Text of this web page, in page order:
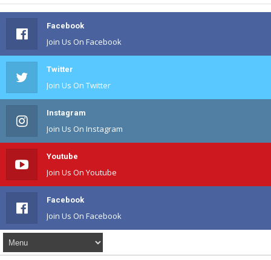
Facebook
Join Us On Facebook
Twitter
Join Us On Twitter
Instagram
Join Us On Instagram
Youtube
Join Us On Youtube
Facebook
Join Us On Facebook